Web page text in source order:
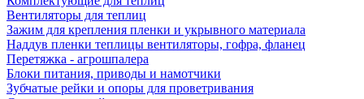
Вентиляторы для теплиц
Зажим для крепления пленки и укрывного материала
Наддув пленки теплицы вентиляторы, гофра, фланец
Перетяжка - агрошпалера
Блоки питания, приводы и намотчики
Зубчатые рейки и опоры для проветривания